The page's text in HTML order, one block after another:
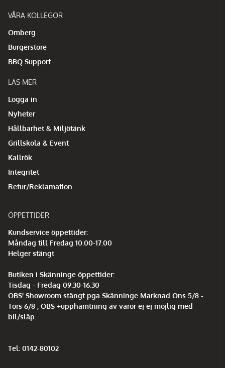
VÅRA KOLLEGOR
Omberg
Burgerstore
BBQ Support
LÄS MER
Logga in
Nyheter
Hållbarhet & Miljötänk
Grillskola & Event
Kallrök
Integritet
Retur/Reklamation
ÖPPETTIDER
Kundservice öppettider:
Måndag till Fredag 10.00-17.00
Helger stängt
Butiken i Skänninge öppettider:
Tisdag - Fredag 09.30-16.30
OBS! Showroom stängt pga Skänninge Marknad Ons 5/8 -
Tors 6/8 , OBS +upphämtning av varor ej ej möjlig med
bil/släp.
Tel: 0142-80102